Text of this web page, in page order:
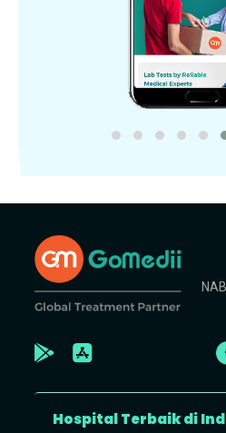
Hospital Terbaik di